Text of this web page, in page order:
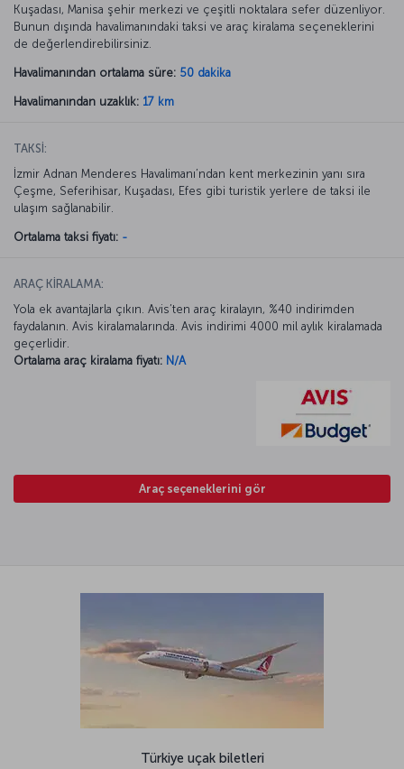
Kuşadası, Manisa şehir merkezi ve çeşitli noktalara sefer düzenliyor.
Bunun dışında havalimanındaki taksi ve araç kiralama seçeneklerini
de değerlendirebilirsiniz.
Havalimanından ortalama süre: 50 dakika
Havalimanından uzaklık: 17 km
TAKSİ:
İzmir Adnan Menderes Havalimanı’ndan kent merkezinin yanı sıra
Çeşme, Seferihisar, Kuşadası, Efes gibi turistik yerlere de taksi ile
ulaşım sağlanabilir.
Ortalama taksi fiyatı: -
ARAÇ KİRALAMA:
Yola ek avantajlarla çıkın. Avis’ten araç kiralayın, %40 indirimden
faydalanın. Avis kiralamalarında. Avis indirimi 4000 mil aylık kiralamada
geçerlidir.
Ortalama araç kiralama fiyatı: N/A
Araç seçeneklerini gör
Türkiye uçak biletleri